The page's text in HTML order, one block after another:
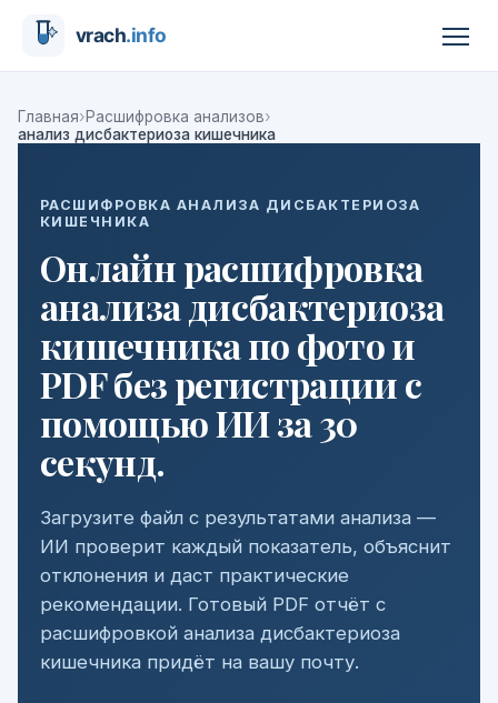
Главная›Расшифровка анализов›
анализ дисбактериоза кишечника
РАСШИФРОВКА АНАЛИЗА ДИСБАКТЕРИОЗА
КИШЕЧНИКА
Онлайн расшифровка
анализа дисбактериоза
кишечника по фото и
PDF без регистрации с
помощью ИИ за 30
секунд.
Загрузите файл с результатами анализа —
ИИ проверит каждый показатель, объяснит
отклонения и даст практические
рекомендации. Готовый PDF отчёт с
расшифровкой анализа дисбактериоза
кишечника придёт на вашу почту.